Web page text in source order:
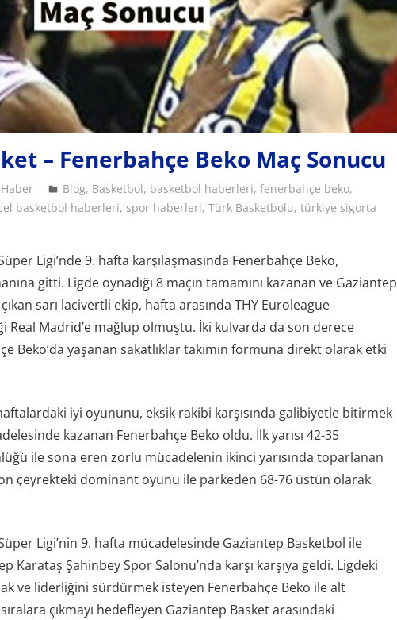
– Fenerbahçe Beko Maç Sonucu
Blog, Basketbol, basketbol haberleri, fenerbahçe beko,
basketbol haberleri, spor haberleri,Türk Basketbolu,türkiye sigorta
Ligi’nde 9. hafta karşılaşmasında Fenerbahçe Beko,
gitti. Ligde oynadığı 8 maçın tamamını kazanan ve Gaziantep
sarı lacivertli ekip, hafta arasında THY Euroleague
Real Madrid’e mağlup olmuştu. İki kulvarda da son derece
Beko’da yaşanan sakatlıklar takımın formuna direkt olarak etki
iyi oyununu, eksik rakibi karşısında galibiyetle bitirmek
kazanan Fenerbahçe Beko oldu. İlk yarısı 42-35
ile sona eren zorlu mücadelenin ikinci yarısında toparlanan
çeyrekteki dominant oyunu ile parkeden 68-76 üstün olarak
Ligi’nin 9. hafta mücadelesinde Gaziantep Basketbol ile
Karataş Şahinbey Spor Salonu’nda karşı karşıya geldi. Ligdeki
ve liderliğini sürdürmek isteyen Fenerbahçe Beko ile alt
çıkmayı hedefleyen Gaziantep Basket arasındaki